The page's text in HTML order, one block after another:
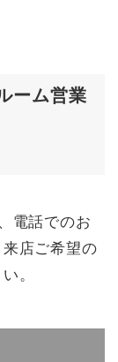
ーム営業
電話でのお
店ご希望の
。